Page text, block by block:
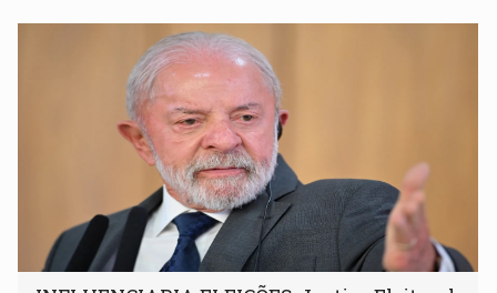
ligação do suspeito com um deputado federal do União
Brasil por Rondônia